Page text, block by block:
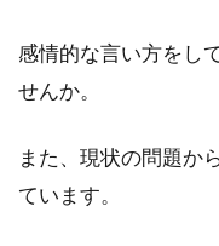
の解
釈9
4.1
①恋
人が
感情的な言い方をし
せんか。
また、現状の問題か
ています。